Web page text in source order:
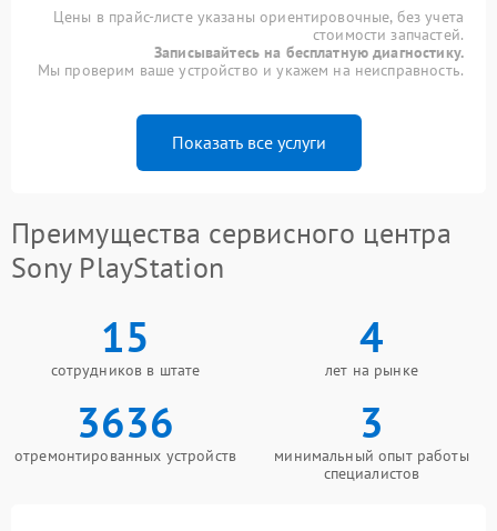
Цены в прайс-листе указаны ориентировочные, без учета
стоимости запчастей.
Записывайтесь на бесплатную диагностику.
Мы проверим ваше устройство и укажем на неисправность.
Показать все услуги
Преимущества сервисного центра
Sony PlayStation
15
сотрудников в штате
4
лет на рынке
3636
отремонтированных устройств
3
минимальный опыт работы
специалистов